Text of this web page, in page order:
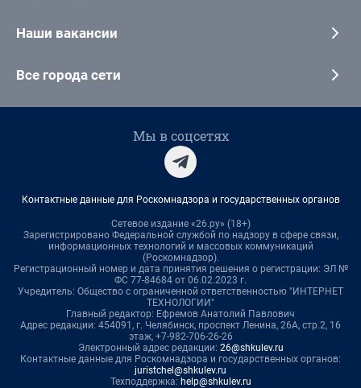
Наши вакансии
Все города сети
Мы в соцсетях
Контактные данные для Роскомнадзора и государственных органов
Сетевое издание «26.ру» (18+)
Зарегистрировано Федеральной службой по надзору в сфере связи,
информационных технологий и массовых коммуникаций
(Роскомнадзор).
Регистрационный номер и дата принятия решения о регистрации: ЭЛ №
ФС 77-84684 от 06.02.2023 г.
Учредитель: Общество с ограниченной ответственностью "ИНТЕРНЕТ
ТЕХНОЛОГИИ"
Главный редактор: Ефремов Анатолий Павлович
Адрес редакции: 454091, г. Челябинск, проспект Ленина, 26А, стр.2, 16
этаж, +7-982-706-26-26
Электронный адрес редакции: 26@shkulev.ru
Контактные данные для Роскомнадзора и государственных органов:
juristchel@shkulev.ru
Техподдержка: help@shkulev.ru